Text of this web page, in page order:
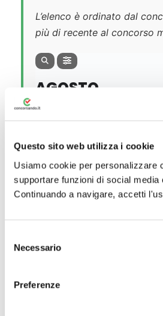
Questo sito web utilizza i cookie
Usiamo cookie per personalizzare
supportare funzioni di social media
Continuando a navigare, accetti
Necessario
Preferenze
L’elenco è ordinato dal
più di recente al concorso
AGOSTO
AL MOMENTO PER QUESTA
QUESTA PAGINA NEI